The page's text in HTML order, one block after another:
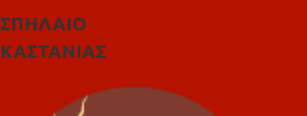
ΣΠΗΛΑΙΟ
ΚΑΣΤΑΝΙΑΣ